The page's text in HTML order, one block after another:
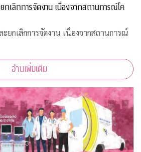
กเลิกการจัดงาน เนื่องจากสถานการณ์โค
ยกเลิกการจัดงาน เนื่องจากสถานการณ์
อ่านเพิ่มเติม